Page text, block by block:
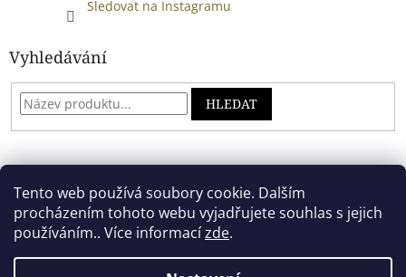
Tento web používá soubory cookie. Dalším
procházením tohoto webu vyjadřujete souhlas s jejich
používáním.. Více informacízde.
Sledovat na Instagramu
Vyhledávání
HLEDAT
Vytvořil Shoptet